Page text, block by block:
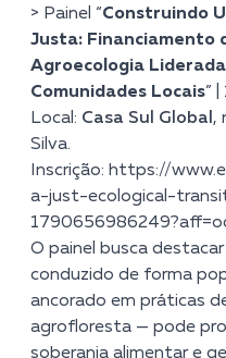
> Painel “Construindo
Justa: Financiamento
Agroecologia
Comunidades Locais”
Local: Casa Sul Global ,
Silva.
Inscrição: https://
a-just-ecological-
O painel busca
conduzido de forma
ancorado em práticas
agrofloresta — pode
soberania alimentar e